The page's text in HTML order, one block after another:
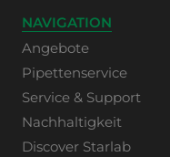
NAVIGATION
Angebote
Pipettenservice
Service & Support
Nachhaltigkeit
Discover Starlab